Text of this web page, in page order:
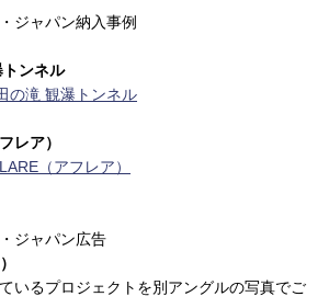
ジャパン納入事例
ンネル
の滝 観瀑トンネル
レア）
（アフレア）
ジャパン広告
いるプロジェクトを別アングルの写真でご